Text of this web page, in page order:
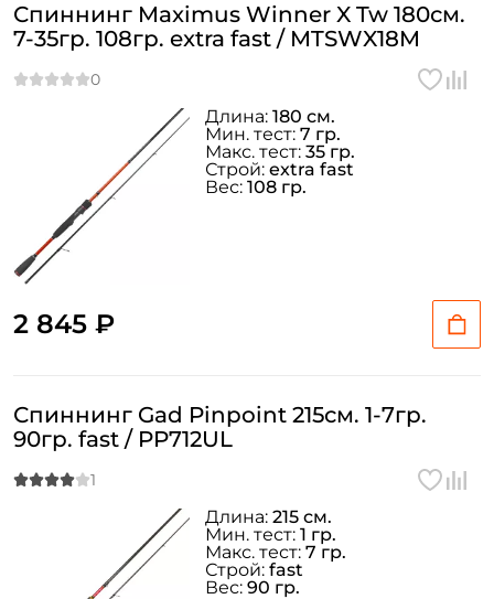
Спиннинг Maximus Winner X Tw 180см.
7-35гр. 108гр. extra fast / MTSWX18M
2 845 ₽
Длина: 180 см.
Мин. тест: 7 гр.
Макс. тест: 35 гр.
Строй: extra fast
Вес: 108 гр.
Спиннинг Gad Pinpoint 215см. 1-7гр.
90гр. fast / PP712UL
Длина: 215 см.
Мин. тест: 1 гр.
Макс. тест: 7 гр.
Строй: fast
Вес: 90 гр.